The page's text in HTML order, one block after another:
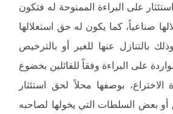
على البراءة الممنوحة له فتكون
صناعياً، كما يكون له حق استغلالها
بالتنازل عنها للغير أو بالترخيص
على البراءة وفقاً للقائلين بخضوع
الاختراع، بوصفها محلاً لحق استئثار
بعض السلطات التي يخولها لصاحبه